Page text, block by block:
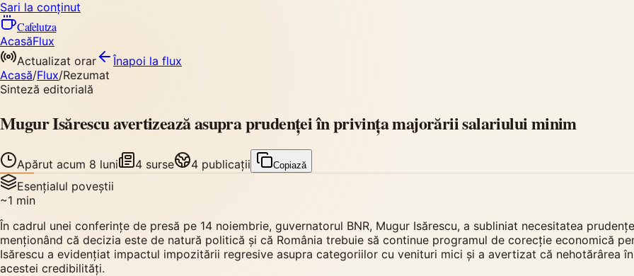
Sari la conținut
Cafelutza
AcasăFlux
Actualizat orar
Înapoi la flux
Acasă/Flux/Rezumat
Sinteză editorială
Mugur Isărescu avertizează asupra prudenței în privința majorării salariului minim
Apărut acum 8 luni 4 surse 4 publicații Copiază
Esențialul poveștii
~1 min
În cadrul unei conferințe de presă pe 14 noiembrie, guvernatorul BNR, Mugur Isărescu, a subliniat necesitatea
menționând că decizia este de natură politică și că România trebuie să continue programul de corecție economică
Isărescu a evidențiat impactul impozitării regresive asupra categoriilor cu venituri mici și a avertizat că nehotărârea
acestei credibilități.